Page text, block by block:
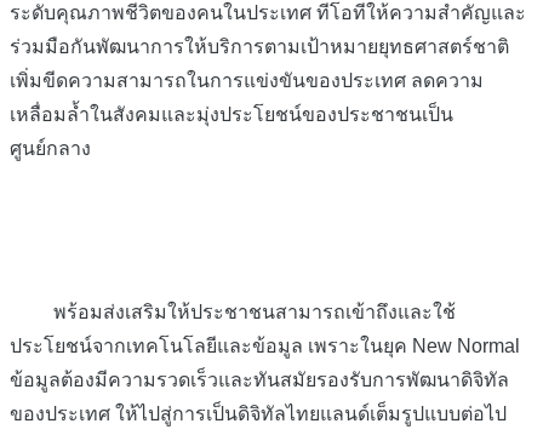
ระดับคุณภาพชีวิตของคนในประเทศ ทีโอทีให้ความสำคัญและ
ร่วมมือกันพัฒนาการให้บริการตามเป้าหมายยุทธศาสตร์ชาติ
เพิ่มขีดความสามารถในการแข่งขันของประเทศ ลดความ
เหลื่อมล้ำในสังคมและมุ่งประโยชน์ของประชาชนเป็น
ศูนย์กลาง
พร้อมส่งเสริมให้ประชาชนสามารถเข้าถึงและใช้
ประโยชน์จากเทคโนโลยีและข้อมูล เพราะในยุค New Normal
ข้อมูลต้องมีความรวดเร็วและทันสมัยรองรับการพัฒนาดิจิทัล
ของประเทศ ให้ไปสู่การเป็นดิจิทัลไทยแลนด์เต็มรูปแบบต่อไป